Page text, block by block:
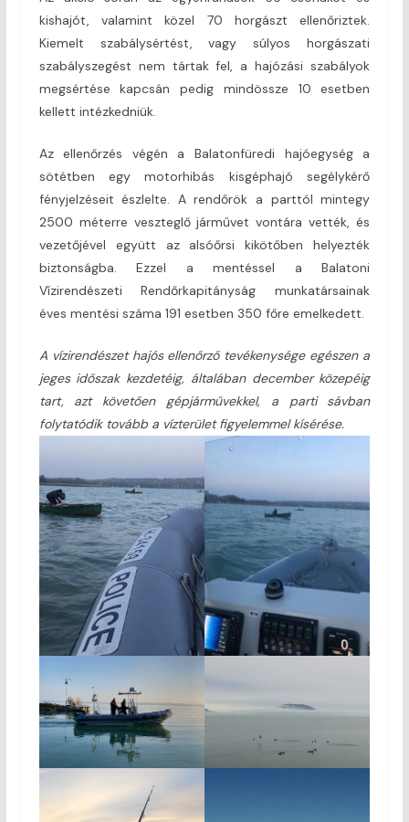
kishajót, valamint közel 70 horgászt ellenőriztek.
Kiemelt szabálysértést, vagy súlyos horgászati
szabályszegést nem tártak fel, a hajózási szabályok
megsértése kapcsán pedig mindössze 10 esetben
kellett intézkedniük.
Az ellenőrzés végén a Balatonfüredi hajóegység a
sötétben egy motorhibás kisgéphajó segélykérő
fényjelzéseit észlelte. A rendőrök a parttól mintegy
2500 méterre veszteglő járművet vontára vették, és
vezetőjével együtt az alsóőrsi kikötőben helyezték
biztonságba. Ezzel a mentéssel a Balatoni
Vízirendészeti Rendőrkapitányság munkatársainak
éves mentési száma 191 esetben 350 főre emelkedett.
A vízirendészet hajós ellenőrző tevékenysége egészen a
jeges időszak kezdetéig, általában december közepéig
tart, azt követően gépjárművekkel, a parti sávban
folytatódik tovább a vízterület figyelemmel kísérése.